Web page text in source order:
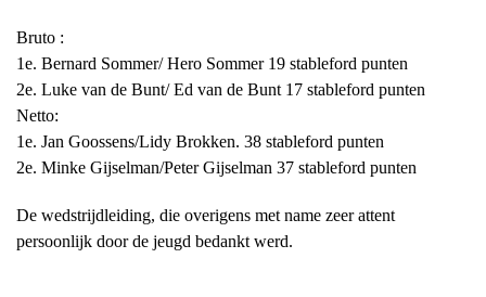
Bruto :
1e. Bernard Sommer/ Hero Sommer 19 stableford punten
2e. Luke van de Bunt/ Ed van de Bunt 17 stableford punten
Netto:
1e. Jan Goossens/Lidy Brokken. 38 stableford punten
2e. Minke Gijselman/Peter Gijselman 37 stableford punten
De wedstrijdleiding, die overigens met name zeer attent
persoonlijk door de jeugd bedankt werd.